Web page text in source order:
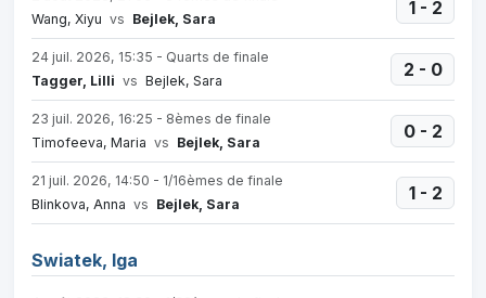
Wang, Xiyu vs Bejlek, Sara
1 - 2
24 juil. 2026, 15:35 - Quarts de finale
Tagger, Lilli vs Bejlek, Sara
2 - 0
23 juil. 2026, 16:25 - 8èmes de finale
Timofeeva, Maria vs Bejlek, Sara
0 - 2
21 juil. 2026, 14:50 - 1/16èmes de finale
Blinkova, Anna vs Bejlek, Sara
1 - 2
Swiatek, Iga